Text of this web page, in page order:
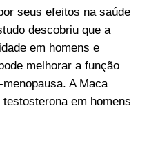
seus efeitos na saúde
descobriu que a
em homens e
melhorar a função
A Maca
em homens